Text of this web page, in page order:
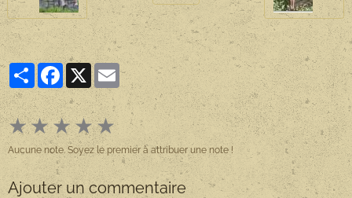
PartagerFacebook
X Email
★★★★★
Aucune note. Soyez le premier à attribuer une note !
Ajouter un commentaire